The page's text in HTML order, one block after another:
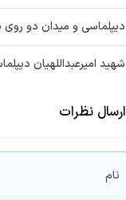
دیپلماسی و میدان دو
شهید امیرعبداللهیان
ارسال نظرات